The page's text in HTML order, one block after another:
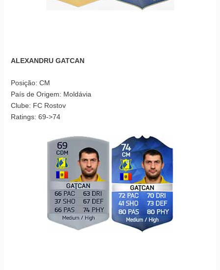
ALEXANDRU GATCAN
Posição: CM
País de Origem: Moldávia
Clube: FC Rostov
Ratings: 69->74